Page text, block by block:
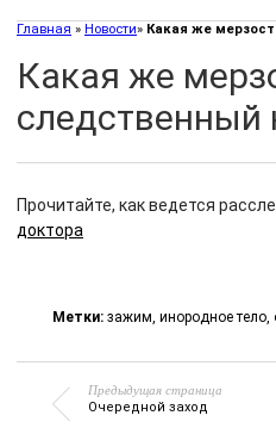
Главная » Новости» Какая же
Какая же
следственный
Прочитайте, как ведется
доктора
Метки: зажим, инородное тело,
Предыдущая страница
Очередной заход